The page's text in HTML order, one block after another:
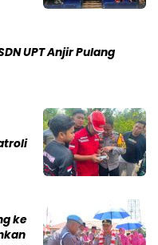
UPT Anjir Pulang
ke